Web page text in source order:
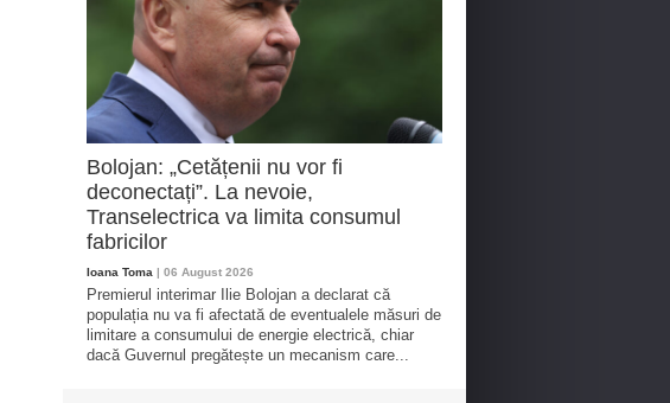
Bolojan: „Cetățenii nu vor fi
deconectați”. La nevoie,
Transelectrica va limita consumul
fabricilor
Ioana Toma | 06 August 2026
Premierul interimar Ilie Bolojan a declarat că
populația nu va fi afectată de eventualele măsuri de
limitare a consumului de energie electrică, chiar
dacă Guvernul pregătește un mecanism care...